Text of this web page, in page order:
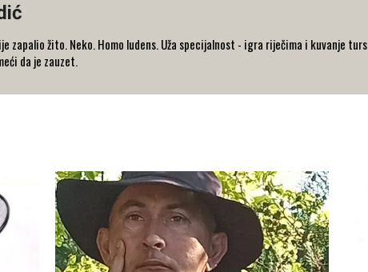
zapalio žito. Neko. Homo ludens. Uža specijalnost - igra riječima i kuvanje
da je zauzet.